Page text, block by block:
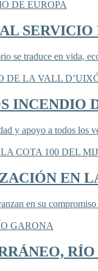
SERVICIO
se traduce en vida,
INCENDIO
y apoyo a todos los
EN
en su
RÍO